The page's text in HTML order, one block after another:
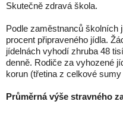
Skutečně zdravá škola.
Podle zaměstnanců školních
procent připraveného jídla.
jídelnách vyhodí zhruba 48
denně. Rodiče za vyhozené
korun (třetina z celkové
Průměrná výše stravného